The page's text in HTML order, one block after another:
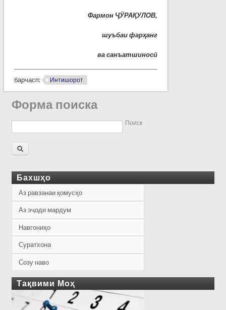
Фармон ҶӮРАҚУЛОВ,
шуъбаи фарҳанг
ва санъатшиносӣ
барчасп: Интишорот
Форма поиска
Поиск
Бахшҳо
Аз равзанаи қомусҳо
Аз эҷоди мардум
Навгониҳо
Суратхона
Созу наво
Тақвими Моҳ